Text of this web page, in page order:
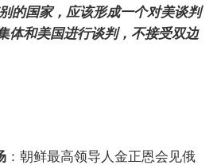
的国家，应该形成一个对美谈判
体和美国进行谈判，不接受双边
：朝鲜最高领导人金正恩会见俄